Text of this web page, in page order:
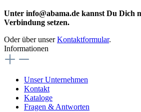
Unter info@abama.de kannst Du Dich
Verbindung setzen.
Oder über unserKontaktformular.
Informationen
Unser Unternehmen
Kontakt
Kataloge
Fragen & Antworten